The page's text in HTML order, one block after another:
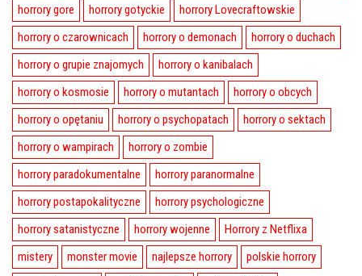
horrory gore
horrory gotyckie
horrory Lovecraftowskie
horrory o czarownicach
horrory o demonach
horrory o duchach
horrory o grupie znajomych
horrory o kanibalach
horrory o kosmosie
horrory o mutantach
horrory o obcych
horrory o opętaniu
horrory o psychopatach
horrory o sektach
horrory o wampirach
horrory o zombie
horrory paradokumentalne
horrory paranormalne
horrory postapokalityczne
horrory psychologiczne
horrory satanistyczne
horrory wojenne
Horrory z Netflixa
mistery
monster movie najlepsze horrory
polskie horrory